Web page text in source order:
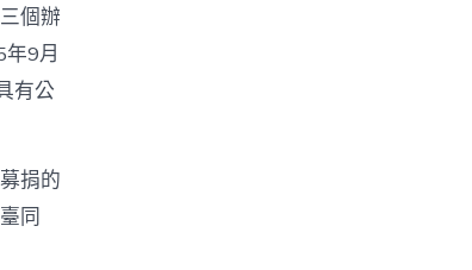
個辦
9月
有公
捐的
同